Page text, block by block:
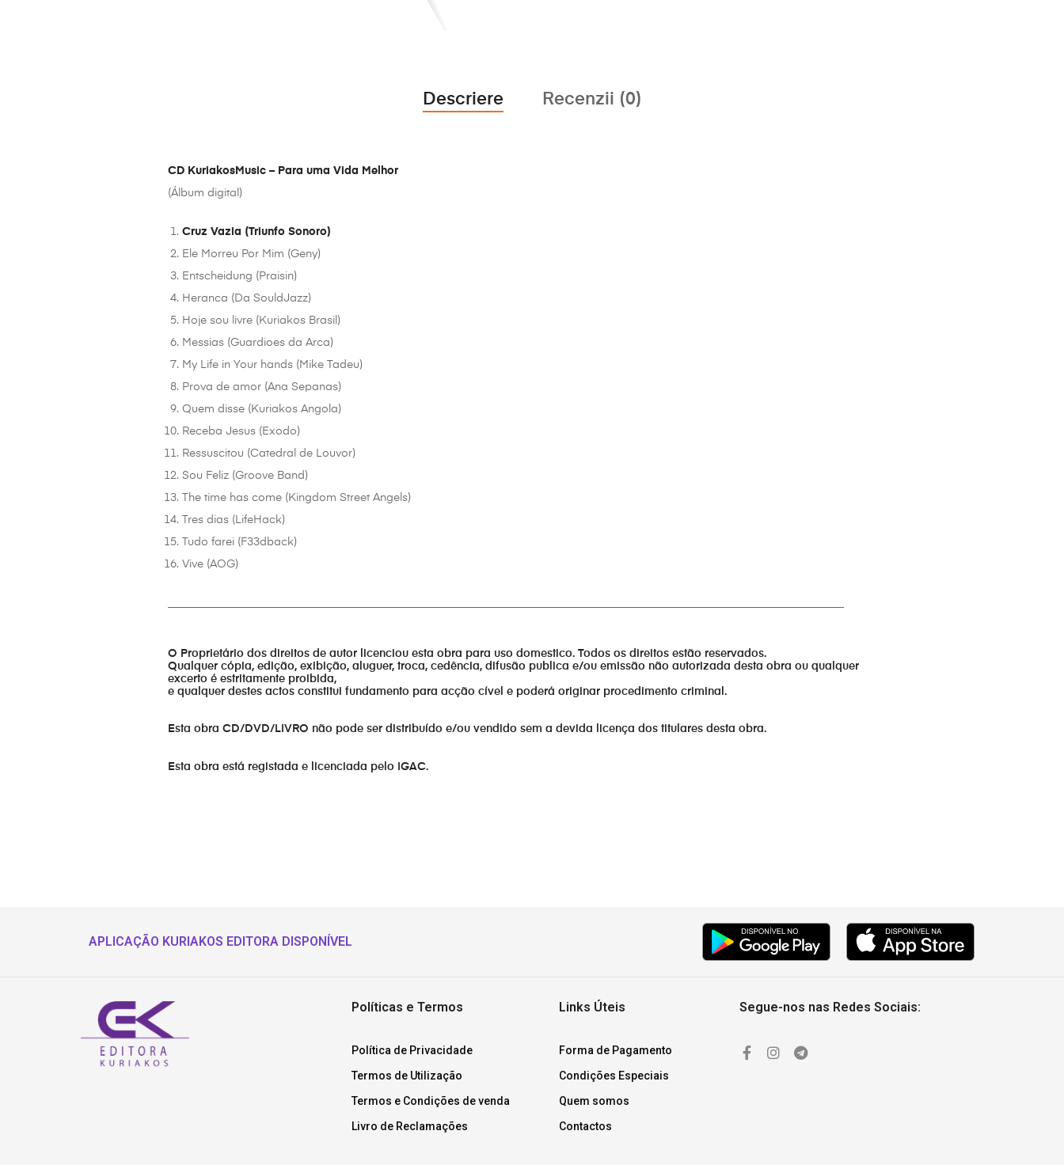
Descriere Recenzii (0)
CD KuriakosMusic – Para uma Vida Melhor
(Álbum digital)
Cruz Vazia (Triunfo Sonoro)
Ele Morreu Por Mim (Geny)
Entscheidung (Praisin)
Heranca (Da SouldJazz)
Hoje sou livre (Kuriakos Brasil)
Messias (Guardioes da Arca)
My Life in Your hands (Mike Tadeu)
Prova de amor (Ana Sepanas)
Quem disse (Kuriakos Angola)
Receba Jesus (Exodo)
Ressuscitou (Catedral de Louvor)
Sou Feliz (Groove Band)
The time has come (Kingdom Street Angels)
Tres dias (LifeHack)
Tudo farei (F33dback)
Vive (AOG)
O Proprietário dos direitos de autor licenciou esta obra para uso domestico. Todos os direitos estão reservados.
Qualquer cópia, edição, exibição, aluguer, troca, cedência, difusão publica e/ou emissão não autorizada desta obra ou qualquer
excerto é estritamente proibida,
e qualquer destes actos constitui fundamento para acção cível e poderá originar procedimento criminal.
Esta obra CD/DVD/LIVRO não pode ser distribuído e/ou vendido sem a devida licença dos titulares desta obra.
Esta obra está registada e licenciada pelo IGAC.
APLICAÇÃO KURIAKOS EDITORA DISPONÍVEL
Políticas e Termos
Política de Privacidade
Termos de Utilização
Termos e Condições de venda
Livro de Reclamações
Links Úteis
Forma de Pagamento
Condições Especiais
Quem somos
Contactos
Segue-nos nas Redes Sociais: